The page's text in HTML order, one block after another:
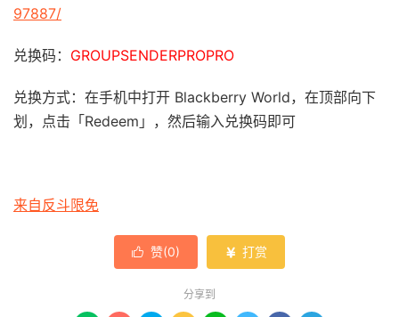
97887/
兑换码： GROUPSENDERPROPRO
兑换方式：在手机中打开 Blackberry World，在顶部向下
划，点击「Redeem」，然后输入兑换码即可
来自反斗限免
 赞(0)  打赏
分享到